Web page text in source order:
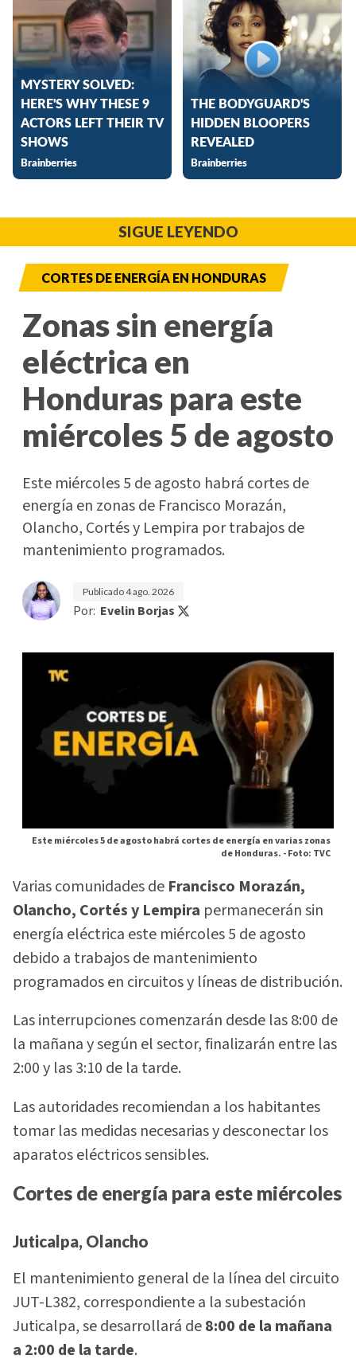
SIGUE LEYENDO
CORTES DE ENERGÍA EN HONDURAS
Zonas sin energía
eléctrica en
Honduras para este
miércoles 5 de agosto
Este miércoles 5 de agosto habrá cortes de
energía en zonas de Francisco Morazán,
Olancho, Cortés y Lempira por trabajos de
mantenimiento programados.
Publicado4 ago. 2026
Por: Evelin Borjas
Este miércoles 5 de agosto habrá cortes de energía en varias zonas
de Honduras. -Foto: TVC
Varias comunidades de Francisco Morazán,
Olancho, Cortés y Lempira permanecerán sin
energía eléctrica este miércoles 5 de agosto
debido a trabajos de mantenimiento
programados en circuitos y líneas de distribución.
Las interrupciones comenzarán desde las 8:00 de
la mañana y según el sector, finalizarán entre las
2:00 y las 3:10 de la tarde.
Las autoridades recomiendan a los habitantes
tomar las medidas necesarias y desconectar los
aparatos eléctricos sensibles.
Cortes de energía para este miércoles
Juticalpa, Olancho
El mantenimiento general de la línea del circuito
JUT-L382, correspondiente a la subestación
Juticalpa, se desarrollará de8:00 de la mañana
a 2:00 de la tarde.